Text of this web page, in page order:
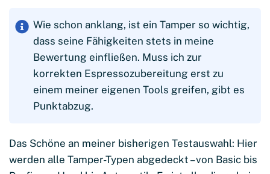
Wie schon anklang, ist ein Tamper so wichtig,
dass seine Fähigkeiten stets in meine
Bewertung einfließen. Muss ich zur
korrekten Espressozubereitung erst zu
einem meiner eigenen Tools greifen, gibt es
Punktabzug.
Das Schöne an meiner bisherigen Testauswahl: Hier
werden alle Tamper-Typen abgedeckt – von Basic bis